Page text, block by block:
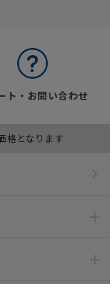
ト・お問い合わせ
格となります